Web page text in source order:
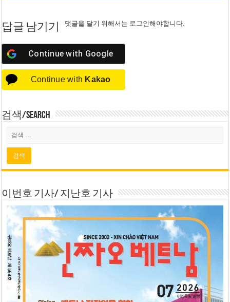
답글 남기기 댓글을 달기 위해서는 로그인해야합니다.
Continue with Google
Continue with Kakao
검색/Search
이번호 기사/ 지난호 기사